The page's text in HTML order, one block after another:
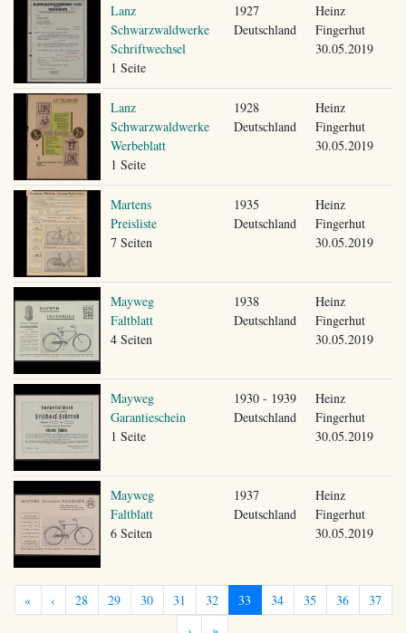
Lanz
Schwarzwaldwerke
Schriftwechsel
1 Seite
1927
Deutschland
Heinz
Fingerhut
30.05.2019
Lanz
Schwarzwaldwerke
Werbeblatt
1 Seite
1928
Deutschland
Heinz
Fingerhut
30.05.2019
Martens
Preisliste
7 Seiten
1935
Deutschland
Heinz
Fingerhut
30.05.2019
Mayweg
Faltblatt
4 Seiten
1938
Deutschland
Heinz
Fingerhut
30.05.2019
Mayweg
Garantieschein
1 Seite
1930 - 1939
Deutschland
Heinz
Fingerhut
30.05.2019
Mayweg
Faltblatt
6 Seiten
1937
Deutschland
Heinz
Fingerhut
30.05.2019
« ‹ 28 29 30 31 32 33 34 35 36
37
›
»